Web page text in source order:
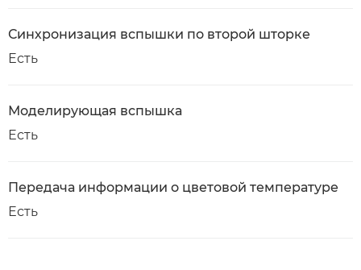
Синхронизация вспышки по второй шторке
Есть
Моделирующая вспышка
Есть
Передача информации о цветовой температуре
Есть